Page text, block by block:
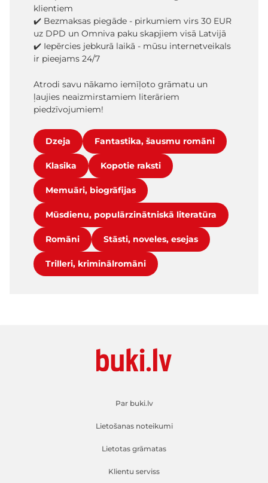
klientiem
✔️ Bezmaksas piegāde - pirkumiem virs 30 EUR
uz DPD un Omniva paku skapjiem visā Latvijā
✔️ Iepērcies jebkurā laikā - mūsu internetveikals
ir pieejams 24/7
Atrodi savu nākamo iemīļoto grāmatu un
ļaujies neaizmirstamiem literāriem
piedzīvojumiem!
Dzeja Fantastika, šausmu romāni
Klasika Kopotie raksti
Memuāri, biogrāfijas
Mūsdienu, populārzinātniskā literatūra
Romāni Stāsti, noveles, esejas
Trilleri, kriminālromāni
Par buki.lv
Lietošanas noteikumi
Lietotas grāmatas
Klientu serviss